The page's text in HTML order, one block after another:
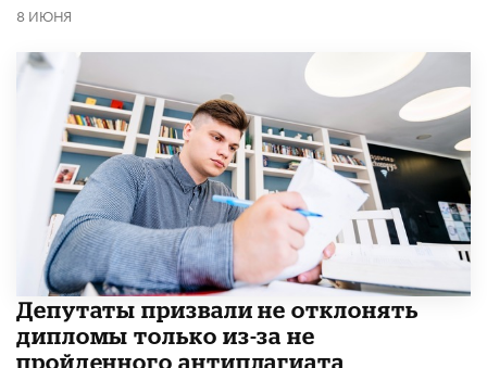
8 ИЮНЯ
Депутаты призвали не отклонять
дипломы только из-за не
пройденного антиплагиата